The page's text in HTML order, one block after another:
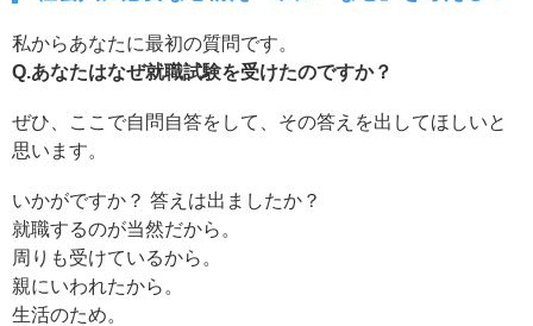
私からあなたに最初の質問です。
Q.あなたはなぜ就職試験を受けたのですか？
ぜひ、ここで自問自答をして、その答えを出してほしいと
思います。
いかがですか？ 答えは出ましたか？
就職するのが当然だから。
周りも受けているから。
親にいわれたから。
生活のため。